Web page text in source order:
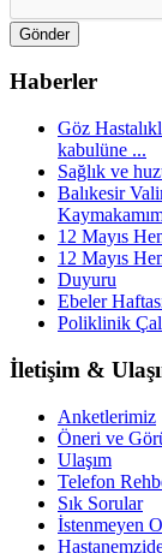
Haberler
Göz
kabulüne ...
Sağlık ve
Balıkesir
12 Mayıs
12 Mayıs
Duyuru
Ebeler
Poliklinik
İletişim &
Anketlerimiz
Öneri ve
Ulaşım
Telefon
Sık Sorular
İstenmeyen